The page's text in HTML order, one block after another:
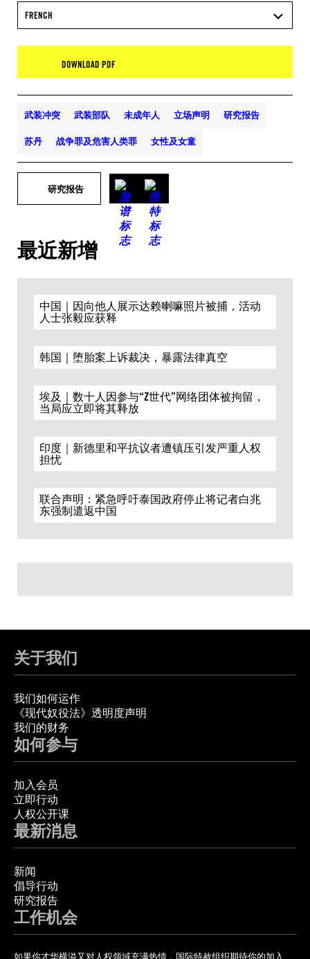
FRENCH
DOWNLOAD PDF
武装冲突 武装部队 未成年人 立场声明 研究报告
苏丹 战争罪及危害人类罪 女性及女童
研究报告
最近新增
中国｜因向他人展示达赖喇嘛照片被捕，活动
人士张毅应获释
韩国｜堕胎案上诉裁决，暴露法律真空
埃及｜数十人因参与“Z世代”网络团体被拘留，
当局应立即将其释放
印度｜新德里和平抗议者遭镇压引发严重人权
担忧
联合声明：紧急呼吁泰国政府停止将记者白兆
东强制遣返中国
关于我们
我们如何运作
《现代奴役法》透明度声明
我们的财务
如何参与
加入会员
立即行动
人权公开课
最新消息
新闻
倡导行动
研究报告
工作机会
如果你才华横溢又对人权领域充满热情，国际特赦组织期待你的加入